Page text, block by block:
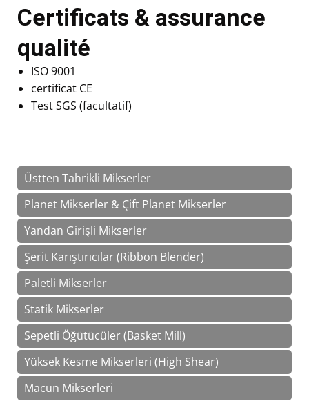
Üstten Tahrikli Mikserler
Planet Mikserler & Çift Planet Mikserler
Yandan Girişli Mikserler
Şerit Karıştırıcılar (Ribbon Blender)
Paletli Mikserler
Statik Mikserler
Sepetli Öğütücüler (Basket Mill)
Yüksek Kesme Mikserleri (High Shear)
Macun Mikserleri
Certificats & assurance
qualité
ISO 9001
certificat CE
Test SGS (facultatif)